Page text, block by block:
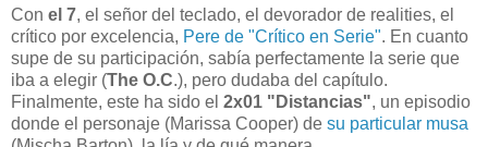
Con el 7, el señor del teclado, el devorador de realities, el
crítico por excelencia, Pere de "Crítico en Serie". En cuanto
supe de su participación, sabía perfectamente la serie que
iba a elegir (The O.C.), pero dudaba del capítulo.
Finalmente, este ha sido el 2x01 "Distancias", un episodio
donde el personaje (Marissa Cooper) de su particular musa